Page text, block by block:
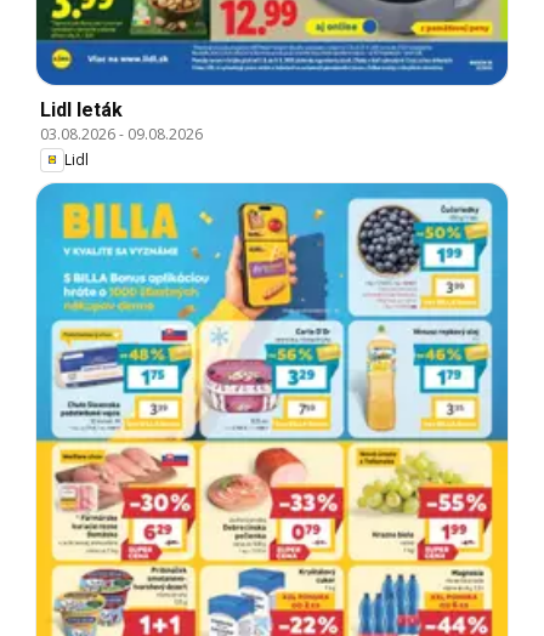
Lidl leták
03.08.2026- 09.08.2026
Lidl